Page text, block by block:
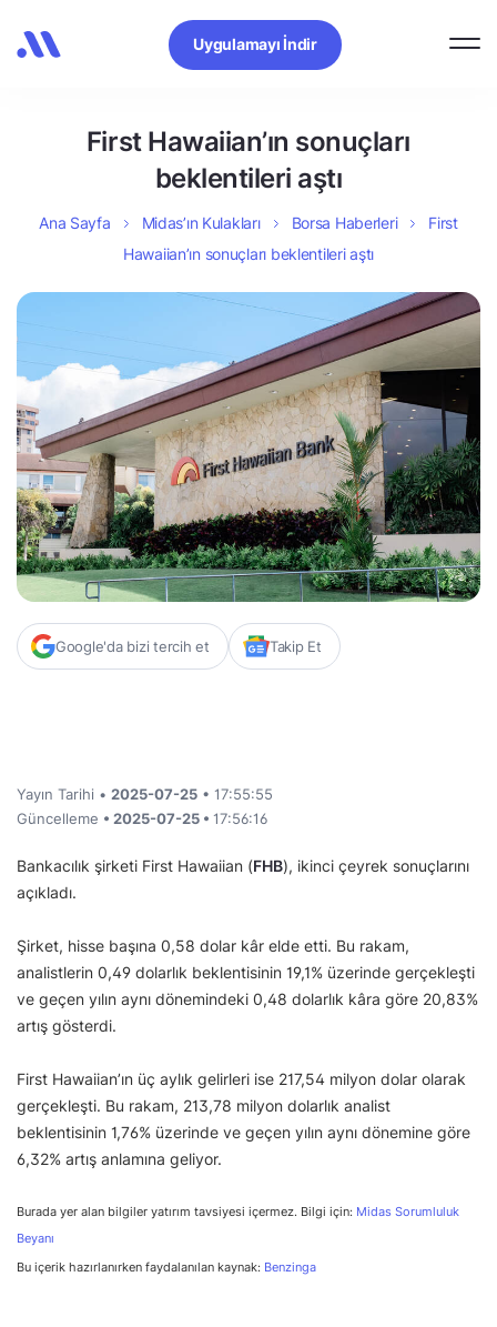
Uygulamayı İndir
First Hawaiian’ın sonuçları
beklentileri aştı
Ana Sayfa Midas’ın Kulakları Borsa Haberleri
First
Hawaiian’ın sonuçları beklentileri aştı
Google'da bizi tercih et Takip Et
Yayın Tarihi • 2025-07-25 • 17:55:55
Güncelleme • 2025-07-25 • 17:56:16
Bankacılık şirketi First Hawaiian (FHB), ikinci çeyrek sonuçlarını
açıkladı.
Şirket, hisse başına 0,58 dolar kâr elde etti. Bu rakam,
analistlerin 0,49 dolarlık beklentisinin 19,1% üzerinde gerçekleşti
ve geçen yılın aynı dönemindeki 0,48 dolarlık kâra göre 20,83%
artış gösterdi.
First Hawaiian’ın üç aylık gelirleri ise 217,54 milyon dolar olarak
gerçekleşti. Bu rakam, 213,78 milyon dolarlık analist
beklentisinin 1,76% üzerinde ve geçen yılın aynı dönemine göre
6,32% artış anlamına geliyor.
Burada yer alan bilgiler yatırım tavsiyesi içermez. Bilgi için: Midas Sorumluluk
Beyanı
Bu içerik hazırlanırken faydalanılan kaynak: Benzinga